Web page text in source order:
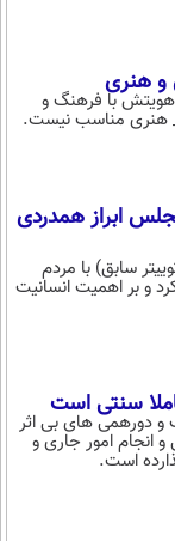
و هنری
با فرهنگ و
هنری مناسب نیست.
ابراز همدردی
سابق) با مردم
و بر اهمیت انسانیت
سنتی است
و دورهمی های بی اثر
انجام امور جاری و
است.